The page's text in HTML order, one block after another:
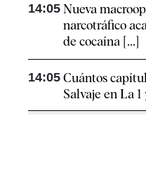
14:05 Nueva
narcotráfico
de cocaína [...]
14:05 Cuántos
Salvaje en La